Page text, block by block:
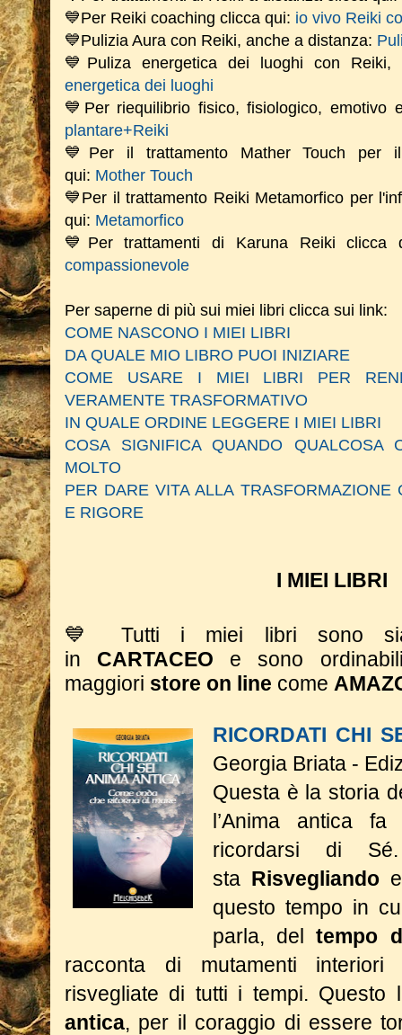
💙Per Reiki coaching clicca qui: io vivo Reiki
💙Pulizia Aura con Reiki, anche a distanza:
💙Puliza energetica dei luoghi con
energetica dei luoghi
💙Per riequilibrio fisico, fisiologico, emotivo
plantare+Reiki
💙Per il trattamento Mather Touch per
qui: Mother Touch
💙Per il trattamento Reiki Metamorfico per
qui: Metamorfico
💙Per trattamenti di Karuna Reiki
compassionevole
Per saperne di più sui miei libri clicca sui link:
COME NASCONO I MIEI LIBRI
DA QUALE MIO LIBRO PUOI INIZIARE
COME USARE I MIEI LIBRI PER
VERAMENTE TRASFORMATIVO
IN QUALE ORDINE LEGGERE I MIEI LIBRI
COSA SIGNIFICA QUANDO QUALCOSA
MOLTO
PER DARE VITA ALLA TRASFORMAZIONE
E RIGORE
I MIEI LIBRI
💙 Tutti i miei libri sono
in CARTACEO e sono
maggiori store on line come
RICORDATI CHI
Georgia Briata -
Questa è la storia
l’Anima antica
ricordarsi di
sta Risvegliando
questo tempo in
parla, deltempo
racconta di mutamenti
risvegliate di tutti i tempi.
antica, per il coraggio di essere